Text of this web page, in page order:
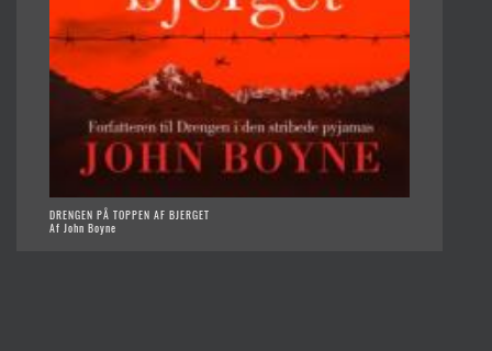
DRENGEN PÅ TOPPEN AF BJERGET
Af John Boyne